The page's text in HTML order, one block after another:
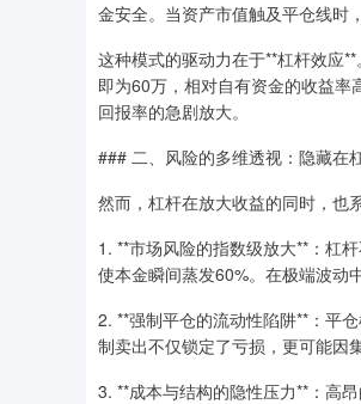
金安全。当资产市值触及平仓线时
这种模式的驱动力在于**杠杆效应
即为60万，相对自有资金的收益
回报率的急剧放大。
### 二、风险的多维透视：隐藏在
然而，杠杆在放大收益的同时，也
1. **市场风险的指数级放大**：杠
使本金瞬间蒸发60%。在极端波动
2. **强制平仓的流动性陷阱**：平
制卖出不仅锁定了亏损，更可能因
3. **成本与结构的隐性压力**：高